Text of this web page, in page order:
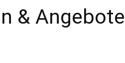
&